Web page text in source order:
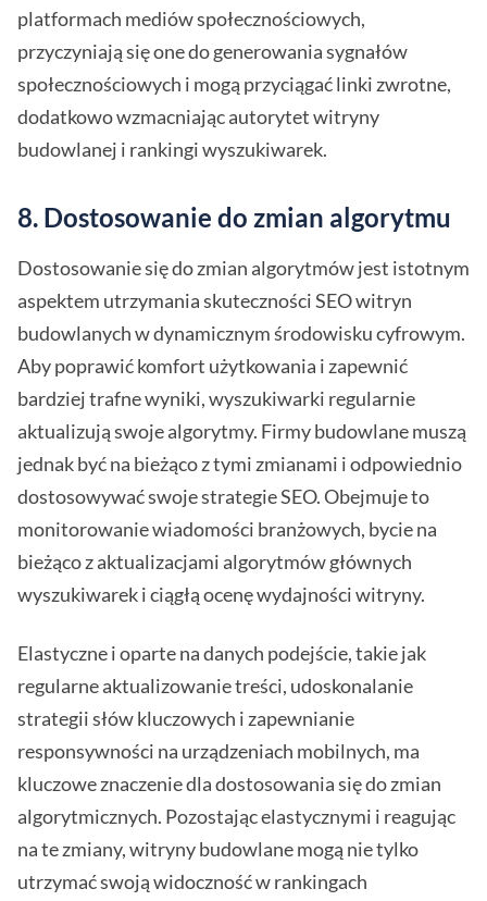
platformach mediów społecznościowych,
przyczyniają się one do generowania sygnałów
społecznościowych i mogą przyciągać linki zwrotne,
dodatkowo wzmacniając autorytet witryny
budowlanej i rankingi wyszukiwarek.
8. Dostosowanie do zmian algorytmu
Dostosowanie się do zmian algorytmów jest istotnym
aspektem utrzymania skuteczności SEO witryn
budowlanych w dynamicznym środowisku cyfrowym.
Aby poprawić komfort użytkowania i zapewnić
bardziej trafne wyniki, wyszukiwarki regularnie
aktualizują swoje algorytmy. Firmy budowlane muszą
jednak być na bieżąco z tymi zmianami i odpowiednio
dostosowywać swoje strategie SEO. Obejmuje to
monitorowanie wiadomości branżowych, bycie na
bieżąco z aktualizacjami algorytmów głównych
wyszukiwarek i ciągłą ocenę wydajności witryny.
Elastyczne i oparte na danych podejście, takie jak
regularne aktualizowanie treści, udoskonalanie
strategii słów kluczowych i zapewnianie
responsywności na urządzeniach mobilnych, ma
kluczowe znaczenie dla dostosowania się do zmian
algorytmicznych. Pozostając elastycznymi i reagując
na te zmiany, witryny budowlane mogą nie tylko
utrzymać swoją widoczność w rankingach